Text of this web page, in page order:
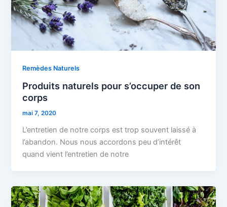
Remèdes Naturels
Produits naturels pour s’occuper de son
corps
mai 7, 2020
L’entretien de notre corps est trop souvent laissé à
l’abandon. Nous nous accordons peu d’intérêt
quand vient l’entretien de notre